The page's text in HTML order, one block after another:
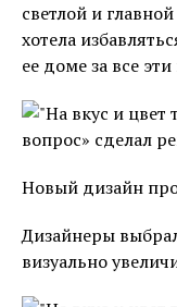
светлой и
хотела
ее доме за все
Новый дизайн
Дизайнеры
визуально